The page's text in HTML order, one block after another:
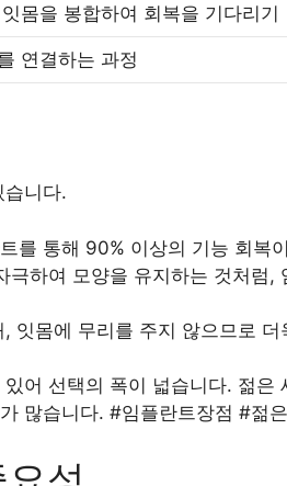
몸을 봉합하여 회복을 기다리기
연결하는 과정
니다.
를 통해 90% 이상의 기능 회복
극하여 모양을 유지하는 것처럼,
잇몸에 무리를 주지 않으므로 더
어 선택의 폭이 넓습니다. 젊은
많습니다. #임플란트장점 #젊